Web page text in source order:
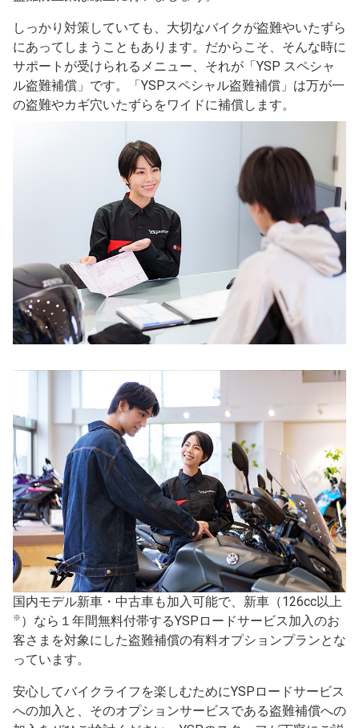
しっかり対策していても、大切なバイクが盗難やいたずら
にあってしまうこともあります。だからこそ、そんな時に
サポートが受けられるメニュー、それが「YSP スペシャ
ル盗難補償」です。「YSPスペシャル盗難補償」は万が一
の盗難やカギ穴いたずらをワイドに補償します。
国内モデル新車・中古車も加入可能で、新車（126cc以上
※ ）なら１年間無料付帯するYSPロードサービス加入のお
客さまを対象にした盗難補償の有料オプションプランとな
っています。
安心してバイクライフを楽しむためにYSPロードサービス
への加入と、そのオプションサービスである盗難補償への